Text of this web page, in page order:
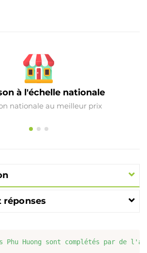
à l'échelle nationale
nationale au meilleur prix
réponses
Phu Huong sont complétés par